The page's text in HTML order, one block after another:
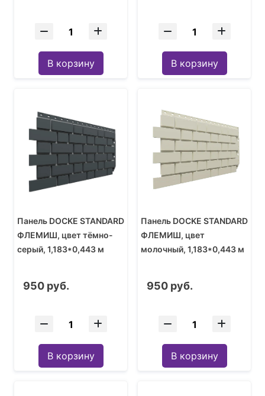
В корзину В корзину
Панель DOCKE STANDARD
ФЛЕМИШ, цвет тёмно-
серый, 1,183*0,443 м
950 руб.
В корзину
Панель DOCKE STANDARD
ФЛЕМИШ, цвет
молочный, 1,183*0,443 м
950 руб.
В корзину